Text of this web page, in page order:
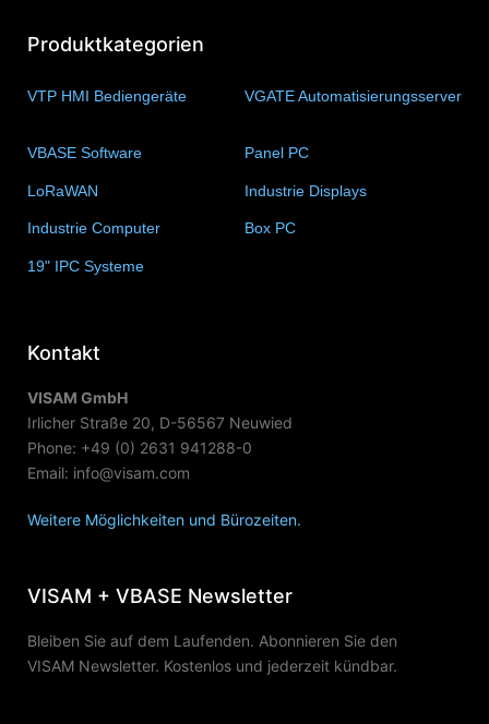
Produktkategorien
VTP HMI Bediengeräte
VGATE Automatisierungsserver
VBASE Software Panel PC
LoRaWAN Industrie Displays
Industrie Computer Box PC
19" IPC Systeme
Kontakt
VISAM GmbH
Irlicher Straße 20, D-56567 Neuwied
Phone: +49 (0) 2631 941288-0
Email: info@visam.com
Weitere Möglichkeiten und Bürozeiten.
VISAM + VBASE Newsletter
Bleiben Sie auf dem Laufenden. Abonnieren Sie den
VISAM Newsletter. Kostenlos und jederzeit kündbar.